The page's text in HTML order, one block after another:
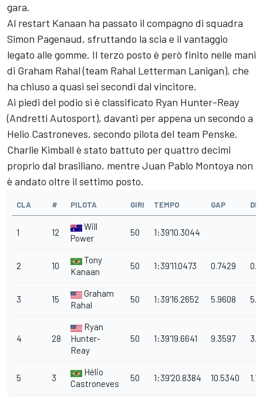
gara.
Al restart Kanaan ha passato il compagno di squadra
Simon Pagenaud, sfruttando la scia e il vantaggio
legato alle gomme. Il terzo posto è però finito nelle mani
di Graham Rahal (team Rahal Letterman Lanigan), che
ha chiuso a quasi sei secondi dal vincitore.
Ai piedi del podio si è classificato Ryan Hunter-Reay
(Andretti Autosport), davanti per appena un secondo a
Helio Castroneves, secondo pilota del team Penske.
Charlie Kimball è stato battuto per quattro decimi
proprio dal brasiliano, mentre Juan Pablo Montoya non
è andato oltre il settimo posto.
CLA # PILOTA GIRI TEMPO GAP
1 12
Will
Power
50 1:39'10.3044
2 10
Tony
Kanaan
50 1:39'11.0473 0.7429
3 15
Graham
Rahal
50 1:39'16.2652 5.9608
4 28
Ryan
Hunter-
Reay
50 1:39'19.6641 9.3597
5 3
Hélio
Castroneves
50 1:39'20.8384 10.5340